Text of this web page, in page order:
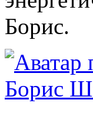
Борис.
Борис